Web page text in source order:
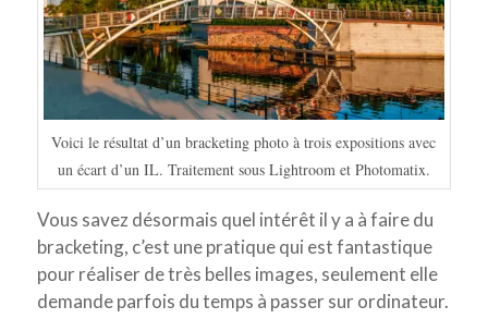
Voici le résultat d’un bracketing photo à trois expositions avec
un écart d’un IL. Traitement sous Lightroom et Photomatix.
Vous savez désormais quel intérêt il y a à faire du
bracketing, c’est une pratique qui est fantastique
pour réaliser de très belles images, seulement elle
demande parfois du temps à passer sur ordinateur.